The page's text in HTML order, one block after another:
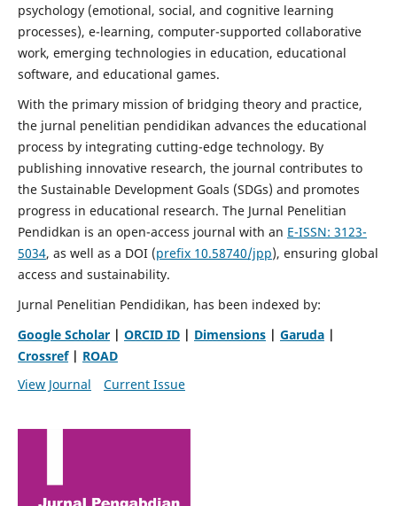
psychology (emotional, social, and cognitive learning
processes), e-learning, computer-supported collaborative
work, emerging technologies in education, educational
software, and educational games.
With the primary mission of bridging theory and practice,
the jurnal penelitian pendidikan advances the educational
process by integrating cutting-edge technology. By
publishing innovative research, the journal contributes to
the Sustainable Development Goals (SDGs) and promotes
progress in educational research. The Jurnal Penelitian
Pendidkan is an open-access journal with an E-ISSN: 3123-
5034, as well as a DOI (prefix 10.58740/jpp), ensuring global
access and sustainability.
Jurnal Penelitian Pendidikan, has been indexed by:
Google Scholar| ORCID ID| Dimensions| Garuda|
Crossref| ROAD
View Journal
Current Issue